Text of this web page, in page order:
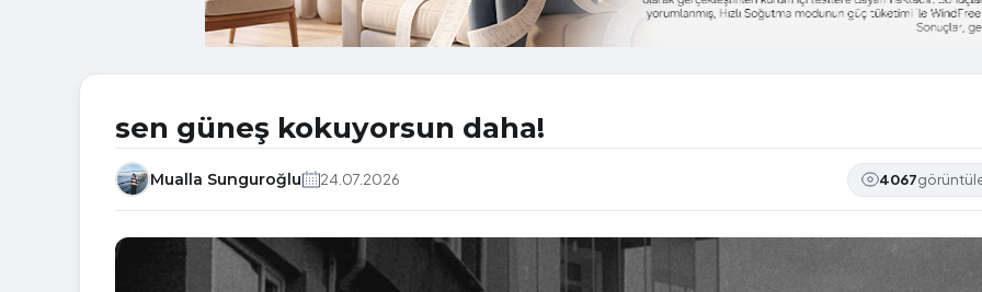
sen güneş kokuyorsun daha!
Mualla Sunguroğlu 24.07.2026 4067